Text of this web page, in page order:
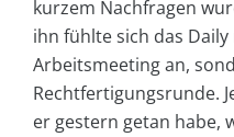
kurzem Nachfragen
ihn fühlte sich das
Arbeitsmeeting an,
Rechtfertigungsrunde.
er gestern getan habe,